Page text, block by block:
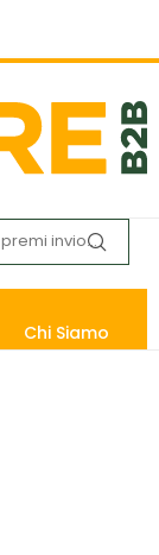
Chi Siamo